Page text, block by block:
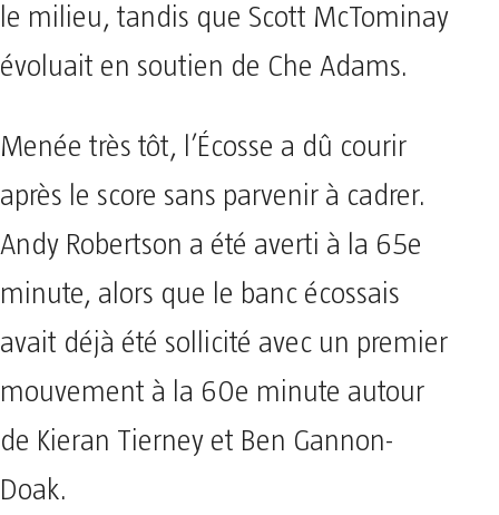
le milieu, tandis que Scott McTominay
évoluait en soutien de Che Adams.
Menée très tôt, l’Écosse a dû courir
après le score sans parvenir à cadrer.
Andy Robertson a été averti à la 65e
minute, alors que le banc écossais
avait déjà été sollicité avec un premier
mouvement à la 60e minute autour
de Kieran Tierney et Ben Gannon-
Doak.